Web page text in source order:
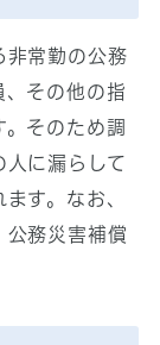
非常勤の公務
、その他の指
そのため調
人に漏らして
す。なお、
公務災害補償